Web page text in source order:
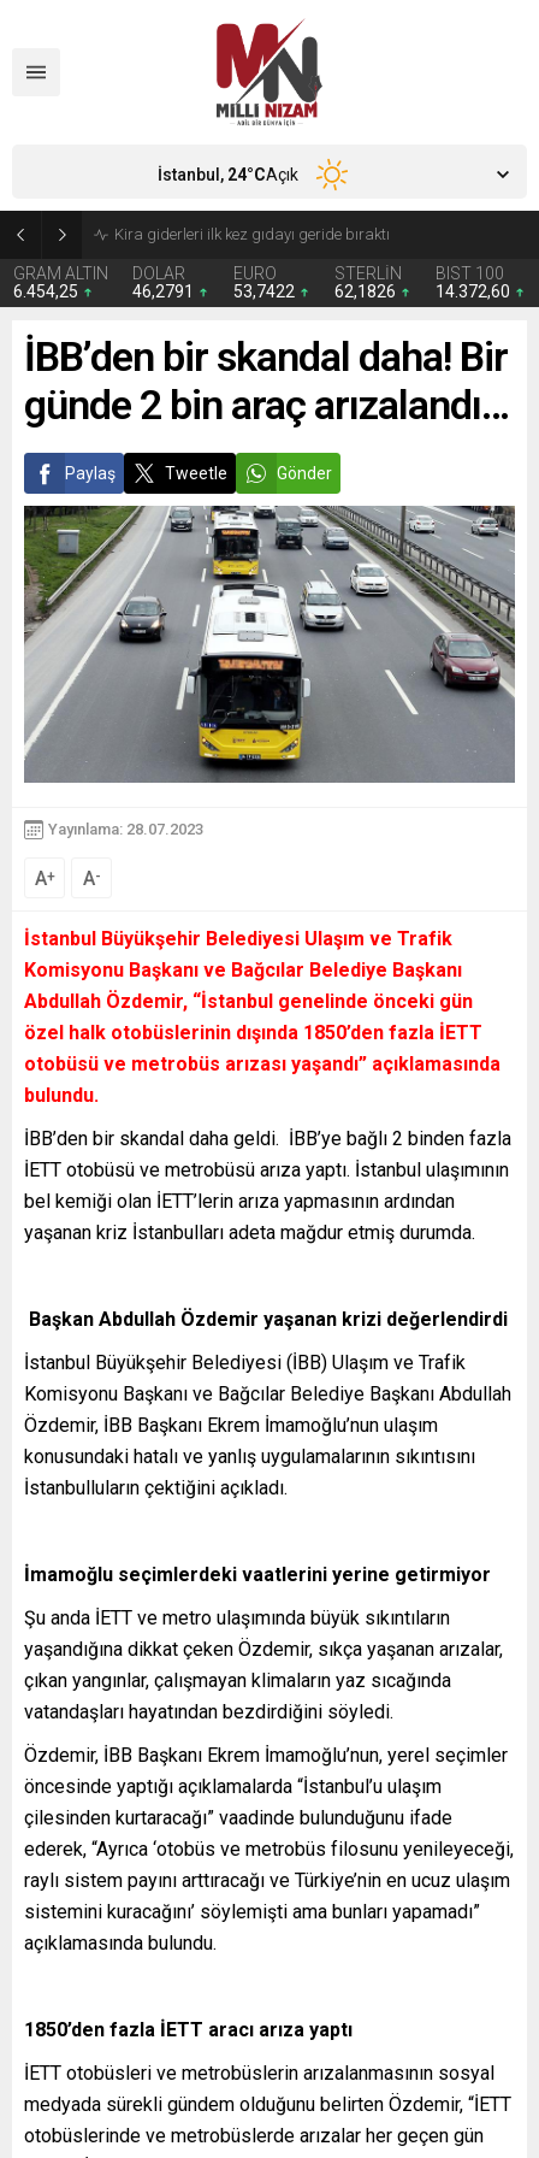
Kira giderleri ilk kez gıdayı geride bıraktı
GRAM ALTIN
6.454,25
DOLAR
46,2791
EURO
53,7422
STERLİN
62,1826
BIST 100
14.372,60
İstanbul, 24°CAçık
İBB’den bir skandal daha! Bir
günde 2 bin araç arızalandı…
Paylaş Tweetle Gönder
Yayınlama: 28.07.2023
A+ A-
İstanbul Büyükşehir Belediyesi Ulaşım ve Trafik
Komisyonu Başkanı ve Bağcılar Belediye Başkanı
Abdullah Özdemir, “İstanbul genelinde önceki gün
özel halk otobüslerinin dışında 1850’den fazla İETT
otobüsü ve metrobüs arızası yaşandı” açıklamasında
bulundu.
İBB’den bir skandal daha geldi. İBB’ye bağlı 2 binden fazla
İETT otobüsü ve metrobüsü arıza yaptı. İstanbul ulaşımının
bel kemiği olan İETT’lerin arıza yapmasının ardından
yaşanan kriz İstanbulları adeta mağdur etmiş durumda.
Başkan Abdullah Özdemir yaşanan krizi değerlendirdi
İstanbul Büyükşehir Belediyesi (İBB) Ulaşım ve Trafik
Komisyonu Başkanı ve Bağcılar Belediye Başkanı Abdullah
Özdemir, İBB Başkanı Ekrem İmamoğlu’nun ulaşım
konusundaki hatalı ve yanlış uygulamalarının sıkıntısını
İstanbulluların çektiğini açıkladı.
İmamoğlu seçimlerdeki vaatlerini yerine getirmiyor
Şu anda İETT ve metro ulaşımında büyük sıkıntıların
yaşandığına dikkat çeken Özdemir, sıkça yaşanan arızalar,
çıkan yangınlar, çalışmayan klimaların yaz sıcağında
vatandaşları hayatından bezdirdiğini söyledi.
Özdemir, İBB Başkanı Ekrem İmamoğlu’nun, yerel seçimler
öncesinde yaptığı açıklamalarda “İstanbul’u ulaşım
çilesinden kurtaracağı” vaadinde bulunduğunu ifade
ederek, “Ayrıca ‘otobüs ve metrobüs filosunu yenileyeceği,
raylı sistem payını arttıracağı ve Türkiye’nin en ucuz ulaşım
sistemini kuracağını’ söylemişti ama bunları yapamadı”
açıklamasında bulundu.
1850’den fazla İETT aracı arıza yaptı
İETT otobüsleri ve metrobüslerin arızalanmasının sosyal
medyada sürekli gündem olduğunu belirten Özdemir, “İETT
otobüslerinde ve metrobüslerde arızalar her geçen gün